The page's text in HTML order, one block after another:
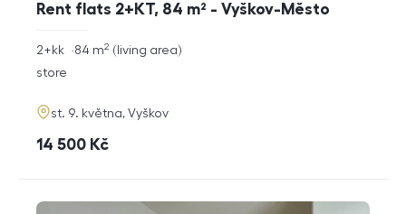
Rent flats 2+KT, 84 m² - Vyškov-Město
rozměry
2+kk living area
84 m2
funkce
store
adresa
st. 9. května, Vyškov
cena
14 500 Kč